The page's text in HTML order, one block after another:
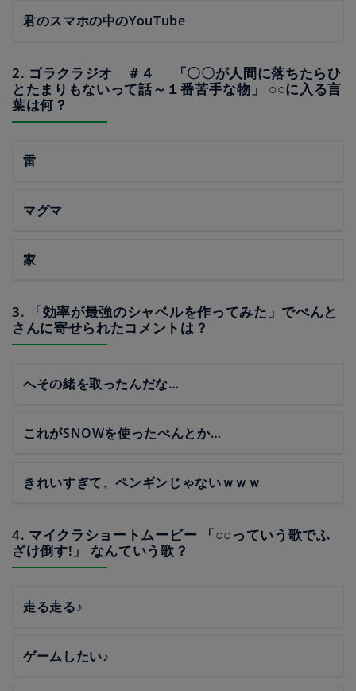
君のスマホの中のYouTube
2. ゴラクラジオ ＃４ 「〇〇が人間に落ちたらひ
とたまりもないって話～１番苦手な物」 ○○に入る言
葉は何？
雷
マグマ
家
3. 「効率が最強のシャベルを作ってみた」でぺんと
さんに寄せられたコメントは？
へその緒を取ったんだな…
これがSNOWを使ったぺんとか…
きれいすぎて、ペンギンじゃないｗｗｗ
4. マイクラショートムービー 「○○っていう歌でふ
ざけ倒す!」 なんていう歌？
走る走る♪
ゲームしたい♪